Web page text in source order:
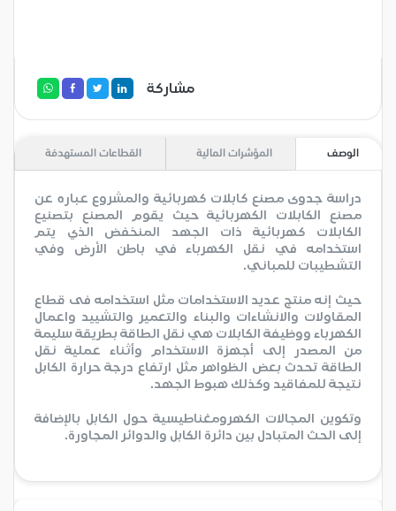
مشاركة
الوصف المؤشرات المالية القطاعات المستهدفة
دراسة جدوى مصنع كابلات كهربائية والمشروع عباره عن
مصنع الكابلات الكهربائية حيث يقوم المصنع بتصنيع
الكابلات كهربائية ذات الجهد المنخفض الذي يتم
استخدامه في نقل الكهرباء في باطن الأرض وفي
التشطيبات للمباني.
حيث إنه منتج عديد الاستخدامات مثل استخدامه فى قطاع
المقاولات والانشاءات والبناء والتعمير والتشييد واعمال
الكهرباء ووظيفة الكابلات هي نقل الطاقة بطريقة سليمة
من المصدر إلى أجهزة الاستخدام وأثناء عملية نقل
الطاقة تحدث بعض الظواهر مثل ارتفاع درجة حرارة الكابل
نتيجة للمفاقيد وكذلك هبوط الجهد.
وتكوين المجالات الكهرومغناطيسية حول الكابل بالإضافة
إلى الحث المتبادل بين دائرة الكابل والدوائر المجاورة.